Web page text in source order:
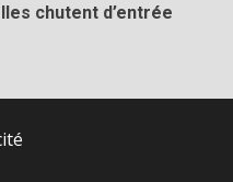
chutent d’entrée